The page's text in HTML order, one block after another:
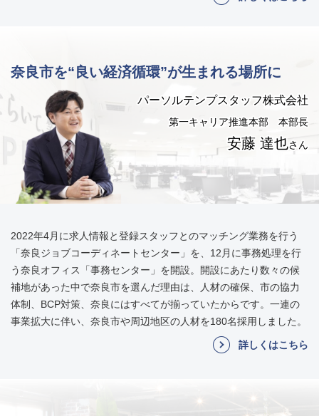
奈良市を“良い経済循環”が生まれる場所に
パーソルテンプスタッフ株式会社
第一キャリア推進本部 本部長
安藤 達也さん
2022年4月に求人情報と登録スタッフとのマッチング業務を行う
「奈良ジョブコーディネートセンター」を、12月に事務処理を行
う奈良オフィス「事務センター」を開設。開設にあたり数々の候
補地があった中で奈良市を選んだ理由は、人材の確保、市の協力
体制、BCP対策、奈良にはすべてが揃っていたからです。一連の
事業拡大に伴い、奈良市や周辺地区の人材を180名採用しました。
詳しくはこちら